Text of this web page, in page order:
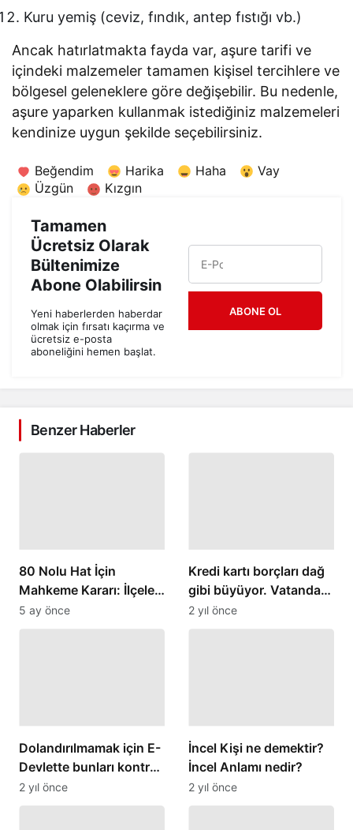
Kuru yemiş (ceviz, fındık, antep fıstığı vb.)
Ancak hatırlatmakta fayda var, aşure tarifi ve
içindeki malzemeler tamamen kişisel tercihlere ve
bölgesel geleneklere göre değişebilir. Bu nedenle,
aşure yaparken kullanmak istediğiniz malzemeleri
kendinize uygun şekilde seçebilirsiniz.
Beğendim Harika Haha
Vay
Üzgün
Kızgın
Tamamen
Ücretsiz Olarak
Bültenimize
Abone Olabilirsin
Yeni haberlerden haberdar
olmak için fırsatı kaçırma ve
ücretsiz e-posta
aboneliğini hemen başlat.
ABONE OL
Benzer Haberler
80 Nolu Hat İçin
Mahkeme Kararı: İlçeler
Arası Seferler 27
Şubat’ta Sona Eriyor
5 ay önce
Kredi kartı borçları dağ
gibi büyüyor. Vatandaş
zor durumda
2 yıl önce
Dolandırılmamak için E-
Devlette bunları kontrol
edin.
2 yıl önce
İncel Kişi ne demektir?
İncel Anlamı nedir?
2 yıl önce